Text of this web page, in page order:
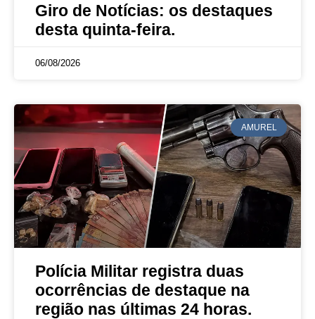
Giro de Notícias: os destaques
desta quinta-feira.
06/08/2026
AMUREL
Polícia Militar registra duas
ocorrências de destaque na
região nas últimas 24 horas.